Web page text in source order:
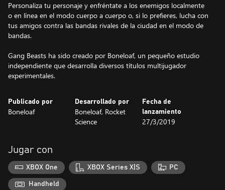
Personaliza tu personaje y enfréntate a los enemigos localmente
o en línea en el modo cuerpo a cuerpo o, si lo prefieres, lucha con
tus amigos contra las bandas rivales de la ciudad en el modo de
bandas.
Gang Beasts ha sido creado por Boneloaf, un pequeño estudio
independiente que desarrolla diversos títulos multijugador
experimentales.
Publicado por
Boneloaf
Desarrollado por
Boneloaf, Rocket
Science
Fecha de
lanzamiento
27/3/2019
Jugar con
XBOX One XBOX Series X|S PC
Handheld